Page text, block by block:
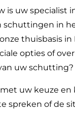
is uw specialist
schuttingen in
thuisbasis
opties of
uw schutting?
uw keuze
spreken of de